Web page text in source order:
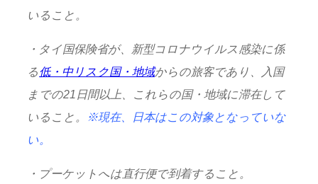
いること。
・タイ国保険省が、新型コロナウイルス感染に係
る低・中リスク国・地域からの旅客であり、入国
までの21日間以上、これらの国・地域に滞在して
いること。
※現在、日本はこの対象となっていな
い。
・プーケットへは直行便で到着すること。